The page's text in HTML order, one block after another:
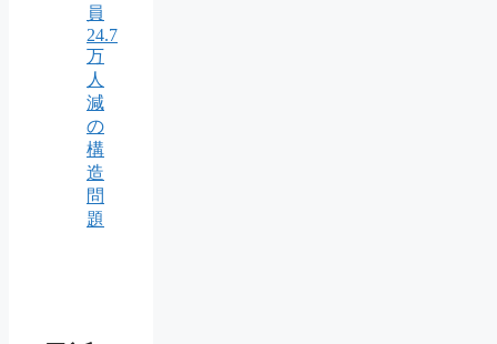
員
24.7
万
人
減
の
構
造
問
題